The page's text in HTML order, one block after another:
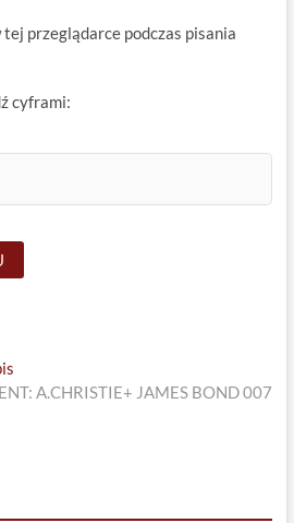
przeglądarce podczas pisania
cyframi:
post:A.CHRISTIE+ JAMES BOND 007